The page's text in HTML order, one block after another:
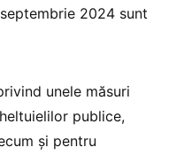
2024 sunt
unele măsuri
publice,
și pentru